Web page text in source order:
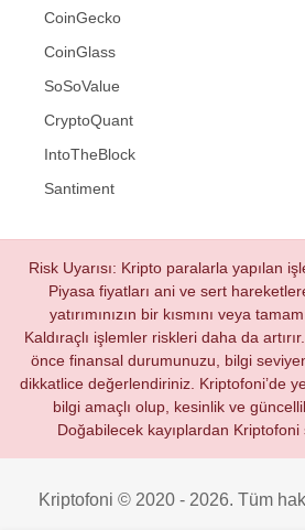
CoinGecko
CoinGlass
SoSoValue
CryptoQuant
IntoTheBlock
Santiment
Risk Uyarısı: Kripto paralarla yapılan
Piyasa fiyatları ani ve sert
yatırımınızın bir kısmını veya
Kaldıraçlı işlemler riskleri daha da
önce finansal durumunuzu, bilgi
dikkatlice değerlendiriniz. Kriptofoni’de
bilgi amaçlı olup, kesinlik ve
Doğabilecek kayıplardan Kriptofoni
Kriptofoni © 2020 - 2026. Tüm